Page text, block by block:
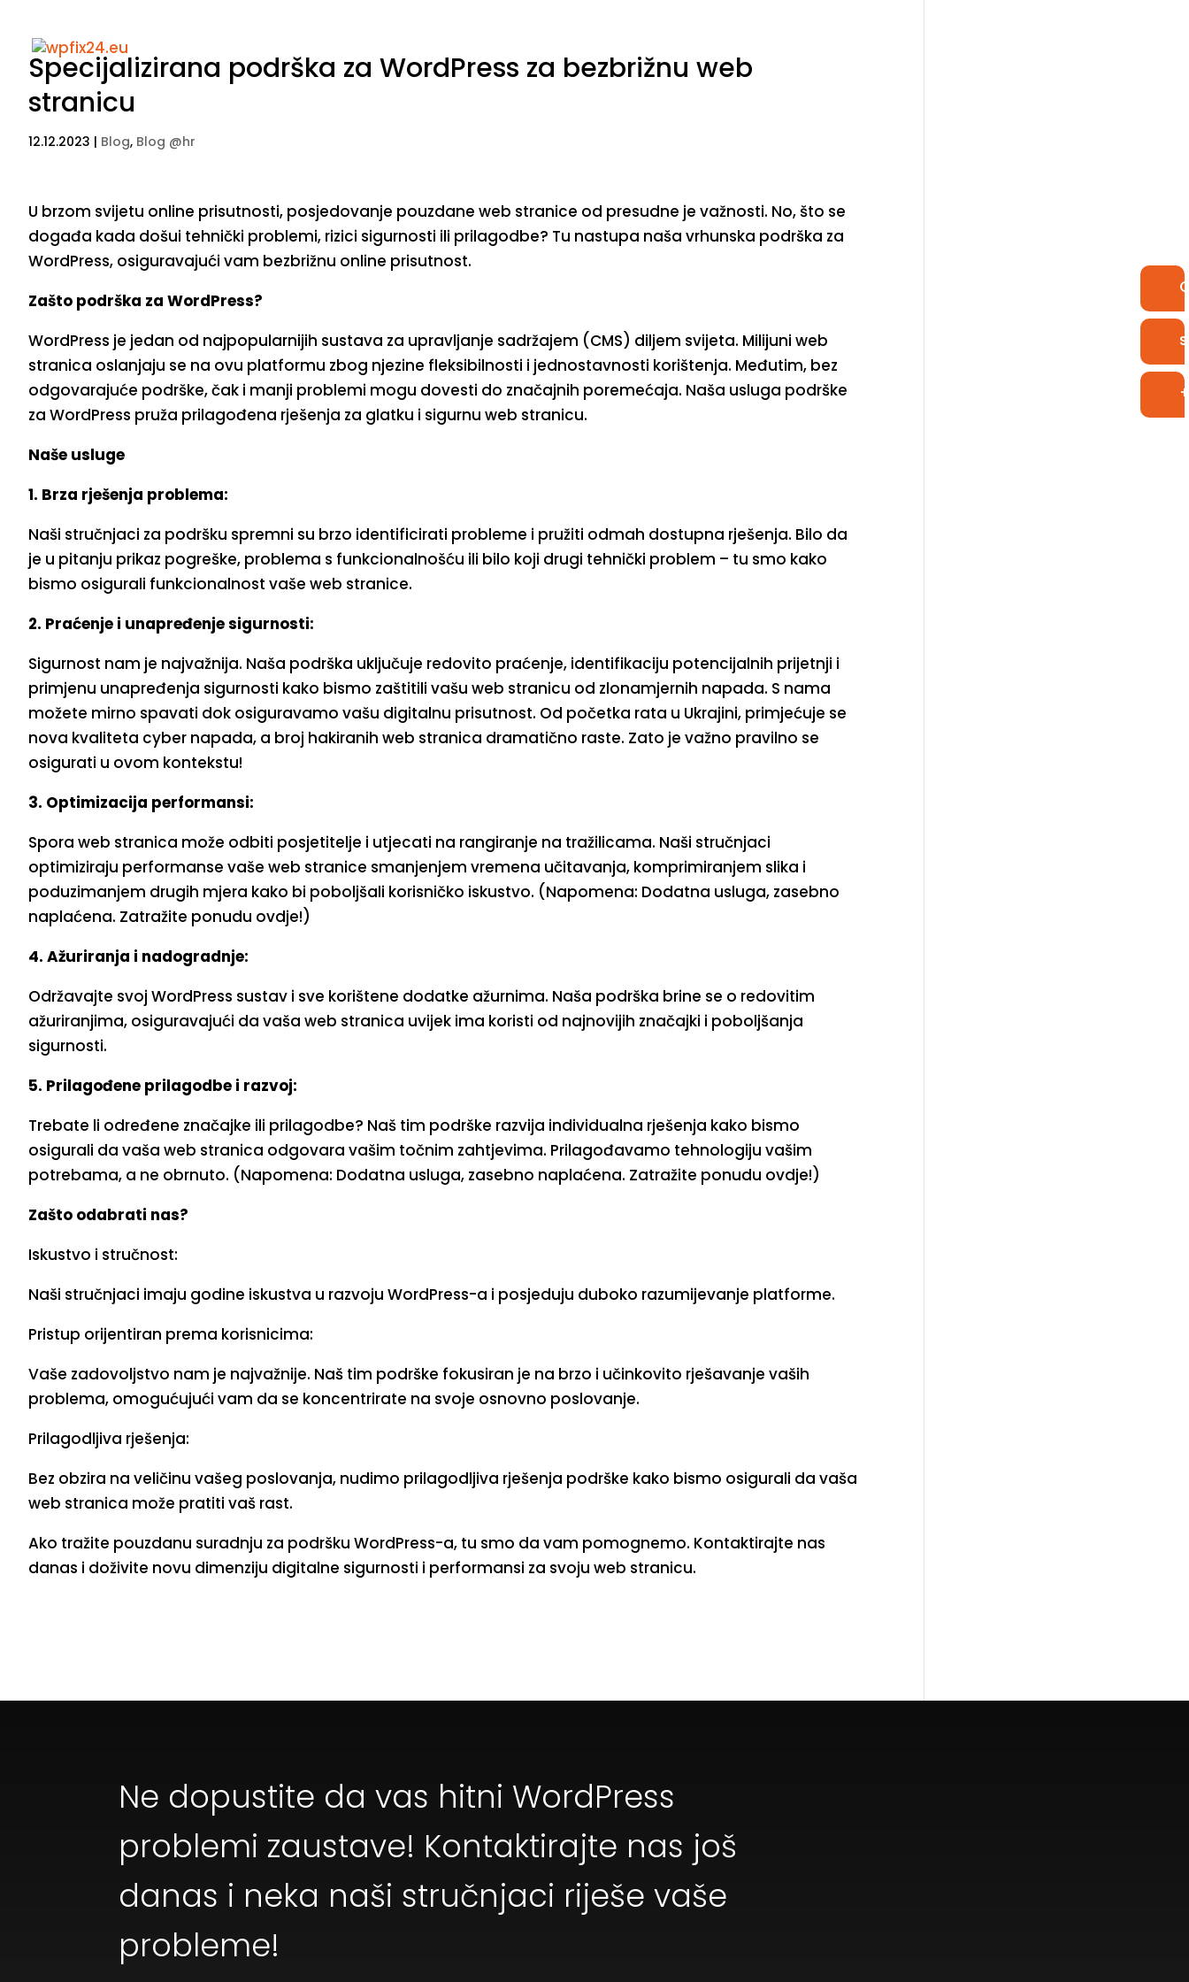
Specijalizirana podrška za WordPress za bezbrižnu web
stranicu
12.12.2023 | Blog, Blog @hr
U brzom svijetu online prisutnosti, posjedovanje pouzdane web stranice od presudne je važnosti. No, što se
događa kada došui tehnički problemi, rizici sigurnosti ili prilagodbe? Tu nastupa naša vrhunska podrška za
WordPress, osiguravajući vam bezbrižnu online prisutnost.
Zašto podrška za WordPress?
WordPress je jedan od najpopularnijih sustava za upravljanje sadržajem (CMS) diljem svijeta. Milijuni web
stranica oslanjaju se na ovu platformu zbog njezine fleksibilnosti i jednostavnosti korištenja. Međutim, bez
odgovarajuće podrške, čak i manji problemi mogu dovesti do značajnih poremećaja. Naša usluga podrške
za WordPress pruža prilagođena rješenja za glatku i sigurnu web stranicu.
Naše usluge
1. Brza rješenja problema:
Naši stručnjaci za podršku spremni su brzo identificirati probleme i pružiti odmah dostupna rješenja. Bilo da
je u pitanju prikaz pogreške, problema s funkcionalnošću ili bilo koji drugi tehnički problem – tu smo kako
bismo osigurali funkcionalnost vaše web stranice.
2. Praćenje i unapređenje sigurnosti:
Sigurnost nam je najvažnija. Naša podrška uključuje redovito praćenje, identifikaciju potencijalnih prijetnji i
primjenu unapređenja sigurnosti kako bismo zaštitili vašu web stranicu od zlonamjernih napada. S nama
možete mirno spavati dok osiguravamo vašu digitalnu prisutnost. Od početka rata u Ukrajini, primjećuje se
nova kvaliteta cyber napada, a broj hakiranih web stranica dramatično raste. Zato je važno pravilno se
osigurati u ovom kontekstu!
3. Optimizacija performansi:
Spora web stranica može odbiti posjetitelje i utjecati na rangiranje na tražilicama. Naši stručnjaci
optimiziraju performanse vaše web stranice smanjenjem vremena učitavanja, komprimiranjem slika i
poduzimanjem drugih mjera kako bi poboljšali korisničko iskustvo. (Napomena: Dodatna usluga, zasebno
naplaćena. Zatražite ponudu ovdje!)
4. Ažuriranja i nadogradnje:
Održavajte svoj WordPress sustav i sve korištene dodatke ažurnima. Naša podrška brine se o redovitim
ažuriranjima, osiguravajući da vaša web stranica uvijek ima koristi od najnovijih značajki i poboljšanja
sigurnosti.
5. Prilagođene prilagodbe i razvoj:
Trebate li određene značajke ili prilagodbe? Naš tim podrške razvija individualna rješenja kako bismo
osigurali da vaša web stranica odgovara vašim točnim zahtjevima. Prilagođavamo tehnologiju vašim
potrebama, a ne obrnuto. (Napomena: Dodatna usluga, zasebno naplaćena. Zatražite ponudu ovdje!)
Zašto odabrati nas?
Iskustvo i stručnost:
Naši stručnjaci imaju godine iskustva u razvoju WordPress-a i posjeduju duboko razumijevanje platforme.
Pristup orijentiran prema korisnicima:
Vaše zadovoljstvo nam je najvažnije. Naš tim podrške fokusiran je na brzo i učinkovito rješavanje vaših
problema, omogućujući vam da se koncentrirate na svoje osnovno poslovanje.
Prilagodljiva rješenja:
Bez obzira na veličinu vašeg poslovanja, nudimo prilagodljiva rješenja podrške kako bismo osigurali da vaša
web stranica može pratiti vaš rast.
Ako tražite pouzdanu suradnju za podršku WordPress-a, tu smo da vam pomognemo. Kontaktirajte nas
danas i doživite novu dimenziju digitalne sigurnosti i performansi za svoju web stranicu.
Ne dopustite da vas hitni WordPress
problemi zaustave! Kontaktirajte nas još
danas i neka naši stručnjaci riješe vaše
probleme!